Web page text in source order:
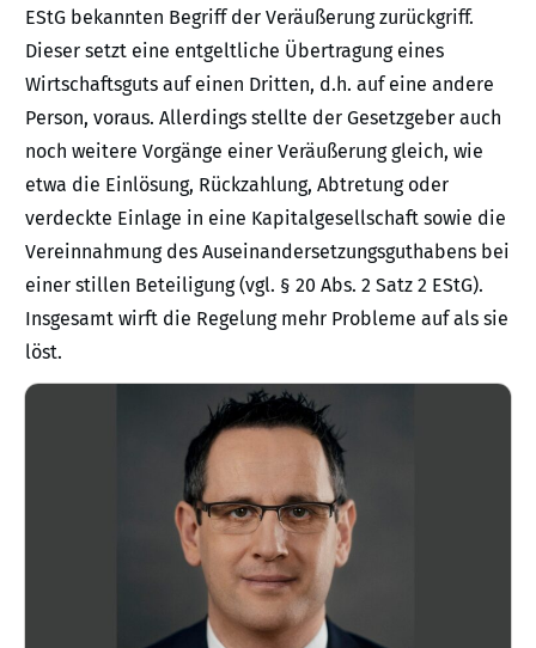
EStG bekannten Begriff der Veräußerung zurückgriff.
Dieser setzt eine entgeltliche Übertragung eines
Wirtschaftsguts auf einen Dritten, d.h. auf eine andere
Person, voraus. Allerdings stellte der Gesetzgeber auch
noch weitere Vorgänge einer Veräußerung gleich, wie
etwa die Einlösung, Rückzahlung, Abtretung oder
verdeckte Einlage in eine Kapitalgesellschaft sowie die
Vereinnahmung des Auseinandersetzungsguthabens bei
einer stillen Beteiligung (vgl. § 20 Abs. 2 Satz 2 EStG).
Insgesamt wirft die Regelung mehr Probleme auf als sie
löst.